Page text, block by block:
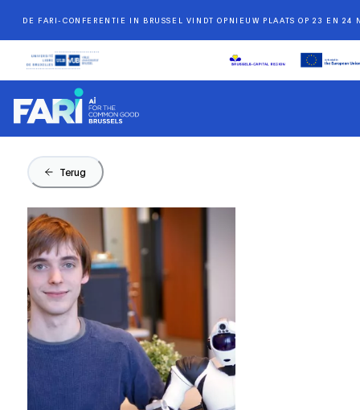
DE FARI-CONFERENTIE IN BRUSSEL VINDT OPNIEUW PLAATS OP 23 EN 24
Terug